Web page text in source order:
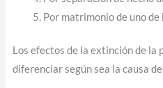
Por matrimonio de uno de
Los efectos de la extinción de la
diferenciar según sea la causa